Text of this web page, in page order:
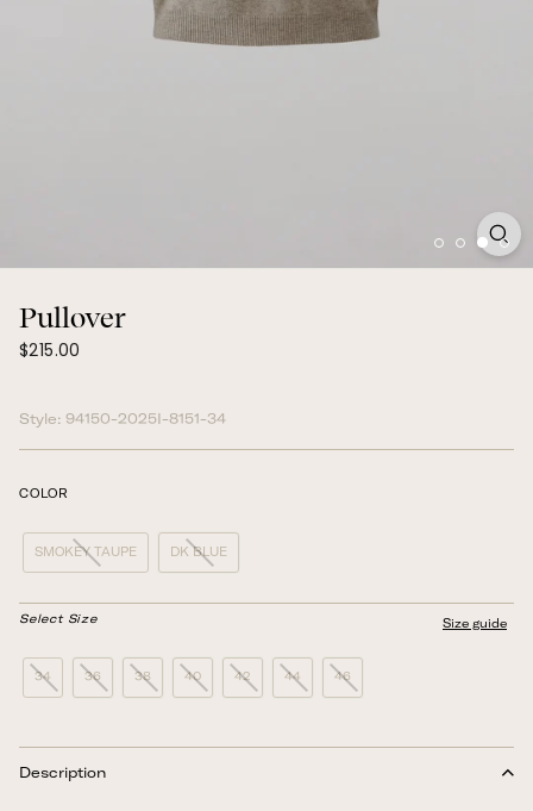
Pullover
Prix
$215.00
Style: 94150-2025I-8151-34
COLOR
SMOKEY TAUPE DK BLUE
Select Size Size guide
34 36 38 40 42 44 46
Description